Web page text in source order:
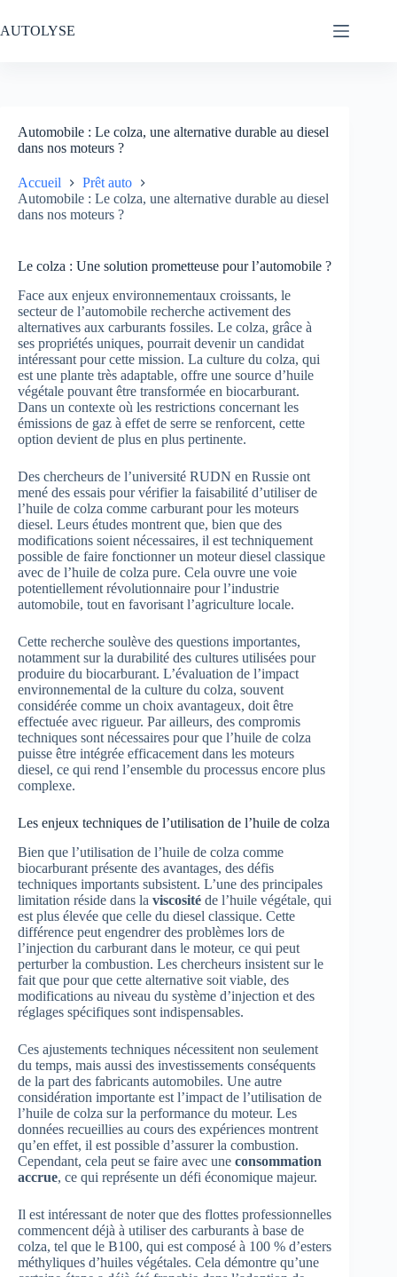
au
contenu
AUTOLYSE
Automobile : Le colza, une alternative durable au diesel
dans nos moteurs ?
Accueil
Prêt auto
Automobile : Le colza, une alternative durable au diesel
dans nos moteurs ?
Le colza : Une solution prometteuse pour l’automobile ?
Face aux enjeux environnementaux croissants, le
secteur de l’automobile recherche activement des
alternatives aux carburants fossiles. Le colza, grâce à
ses propriétés uniques, pourrait devenir un candidat
intéressant pour cette mission. La culture du colza, qui
est une plante très adaptable, offre une source d’huile
végétale pouvant être transformée en biocarburant.
Dans un contexte où les restrictions concernant les
émissions de gaz à effet de serre se renforcent, cette
option devient de plus en plus pertinente.
Des chercheurs de l’université RUDN en Russie ont
mené des essais pour vérifier la faisabilité d’utiliser de
l’huile de colza comme carburant pour les moteurs
diesel. Leurs études montrent que, bien que des
modifications soient nécessaires, il est techniquement
possible de faire fonctionner un moteur diesel classique
avec de l’huile de colza pure. Cela ouvre une voie
potentiellement révolutionnaire pour l’industrie
automobile, tout en favorisant l’agriculture locale.
Cette recherche soulève des questions importantes,
notamment sur la durabilité des cultures utilisées pour
produire du biocarburant. L’évaluation de l’impact
environnemental de la culture du colza, souvent
considérée comme un choix avantageux, doit être
effectuée avec rigueur. Par ailleurs, des compromis
techniques sont nécessaires pour que l’huile de colza
puisse être intégrée efficacement dans les moteurs
diesel, ce qui rend l’ensemble du processus encore plus
complexe.
Les enjeux techniques de l’utilisation de l’huile de colza
Bien que l’utilisation de l’huile de colza comme
biocarburant présente des avantages, des défis
techniques importants subsistent. L’une des principales
limitation réside dans la viscosité de l’huile végétale, qui
est plus élevée que celle du diesel classique. Cette
différence peut engendrer des problèmes lors de
l’injection du carburant dans le moteur, ce qui peut
perturber la combustion. Les chercheurs insistent sur le
fait que pour que cette alternative soit viable, des
modifications au niveau du système d’injection et des
réglages spécifiques sont indispensables.
Ces ajustements techniques nécessitent non seulement
du temps, mais aussi des investissements conséquents
de la part des fabricants automobiles. Une autre
considération importante est l’impact de l’utilisation de
l’huile de colza sur la performance du moteur. Les
données recueillies au cours des expériences montrent
qu’en effet, il est possible d’assurer la combustion.
Cependant, cela peut se faire avec une consommation
accrue, ce qui représente un défi économique majeur.
Il est intéressant de noter que des flottes professionnelles
commencent déjà à utiliser des carburants à base de
colza, tel que le B100, qui est composé à 100 % d’esters
méthyliques d’huiles végétales. Cela démontre qu’une